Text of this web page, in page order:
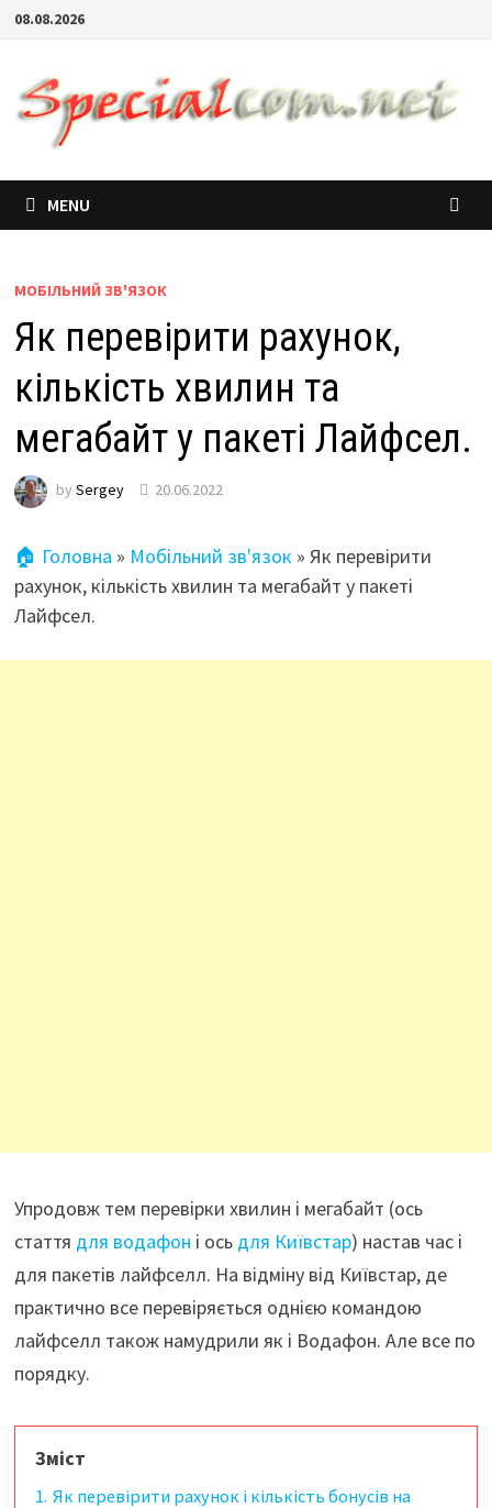
08.08.2026
MENU
МОБІЛЬНИЙ ЗВ'ЯЗОК
Як перевірити рахунок,
кількість хвилин та
мегабайт у пакеті Лайфсел.
by Sergey 20.06.2022
🏠 Головна » Мобільний зв'язок » Як перевірити
рахунок, кількість хвилин та мегабайт у пакеті
Лайфсел.
Упродовж тем перевірки хвилин і мегабайт (ось
стаття для водафон і ось для Київстар) настав час і
для пакетів лайфселл. На відміну від Київстар, де
практично все перевіряється однією командою
лайфселл також намудрили як і Водафон. Але все по
порядку.
Зміст
1. Як перевірити рахунок і кількість бонусів на